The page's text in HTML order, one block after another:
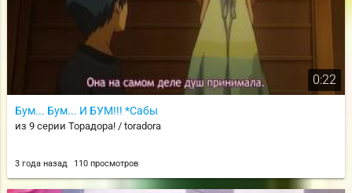
0:22
Бум... Бум... И БУМ!!! *Сабы
из 9 серии Торадора! / toradora
3 года назад 110 просмотров